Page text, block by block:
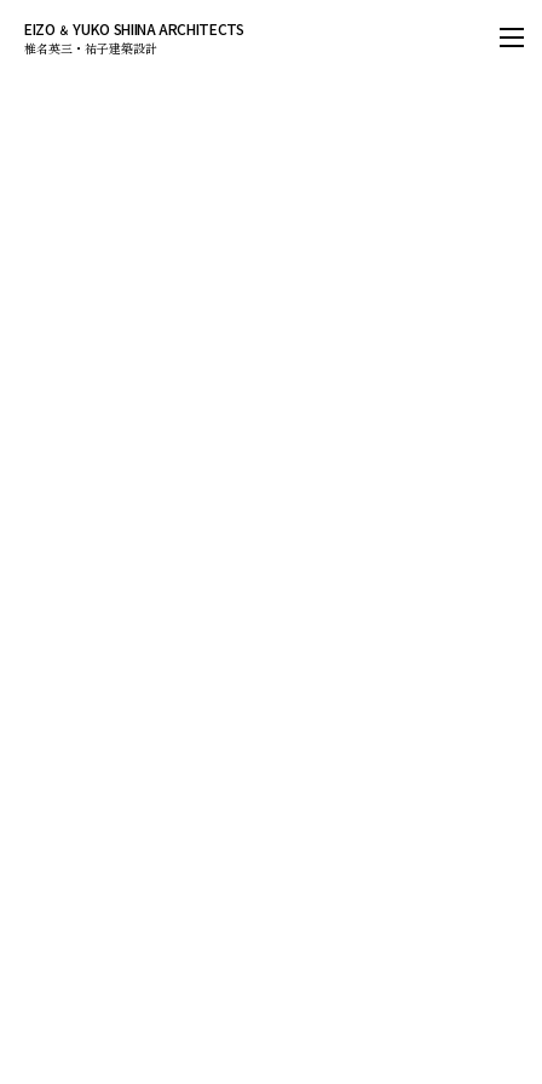
EIZO ＆ YUKO SHIINA ARCHITECTS
椎名英三・祐子建築設計